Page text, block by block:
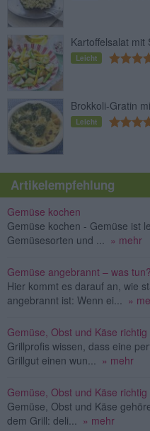
Kartoffelsalat mit
Leicht
Brokkoli-Gratin
Leicht
Artikelempfehlung
Gemüse kochen
Gemüse kochen - Gemüse ist
Gemüsesorten und ... » mehr
Gemüse angebrannt – was tun?
Hier kommt es darauf an, wie
angebrannt ist: Wenn ei... »
Gemüse, Obst und Käse
Grillprofis wissen, dass eine
Grillgut einen wun... » mehr
Gemüse, Obst und Käse
Gemüse, Obst und Käse
dem Grill: deli... » mehr